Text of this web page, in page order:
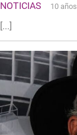
NOTICIAS 10 años
[...]